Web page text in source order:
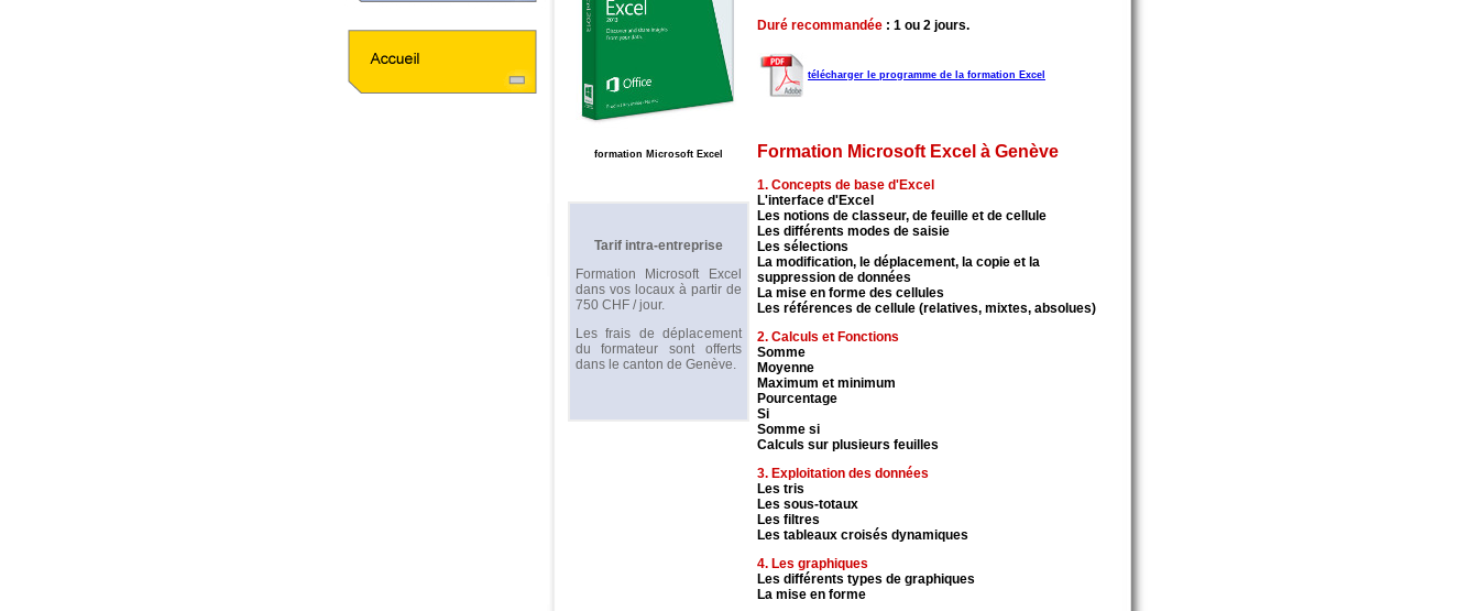
formation Microsoft Excel
Tarif intra-entreprise
Formation Microsoft Excel
dans vos locaux à partir de
750 CHF / jour.
Les frais de déplacement
du formateur sont offerts
dans le canton de Genève.
Duré recommandée : 1 ou 2 jours.
télécharger le programme de la formation Excel
Formation Microsoft Excel à Genève
1. Concepts de base d'Excel
L'interface d'Excel
Les notions de classeur, de feuille et de cellule
Les différents modes de saisie
Les sélections
La modification, le déplacement, la copie et la
suppression de données
La mise en forme des cellules
Les références de cellule (relatives, mixtes, absolues)
2. Calculs et Fonctions
Somme
Moyenne
Maximum et minimum
Pourcentage
Si
Somme si
Calculs sur plusieurs feuilles
3. Exploitation des données
Les tris
Les sous-totaux
Les filtres
Les tableaux croisés dynamiques
4. Les graphiques
Les différents types de graphiques
La mise en forme